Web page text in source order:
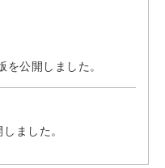
公開しました。
ました。